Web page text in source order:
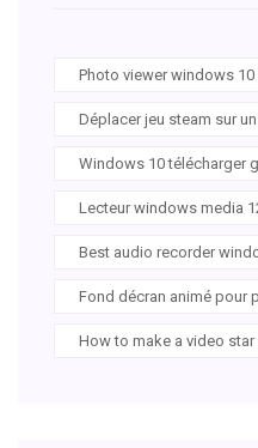
Photo viewer windows 10
Déplacer jeu steam sur
Windows 10 télécharger
Lecteur windows media
Best audio recorder
Fond décran animé pour
How to make a video